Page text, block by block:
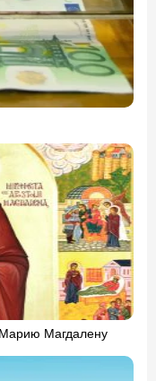
Магдалену